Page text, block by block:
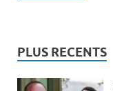
PLUS RECENTS